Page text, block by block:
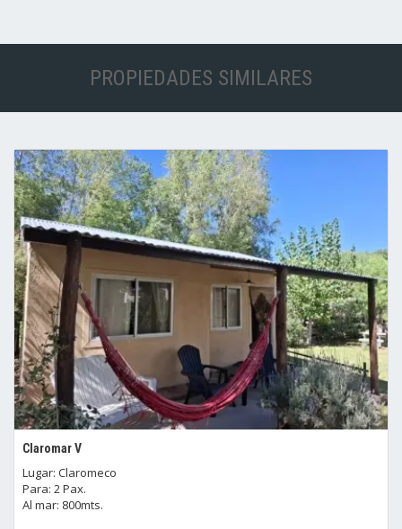
PROPIEDADES SIMILARES
Claromar V
Lugar: Claromeco
Para: 2 Pax.
Al mar: 800mts.